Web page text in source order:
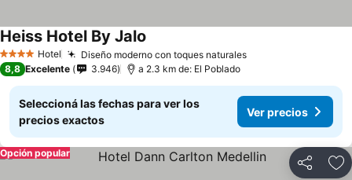
4 EstrellasHotel Diseño moderno con toques naturales
Heiss Hotel By Jalo
8,8 Excelente 3.946 a 2.3 km de: El Poblado
Seleccioná las fechas para ver los
precios exactos
Ver precios
Compartir
Opción popular